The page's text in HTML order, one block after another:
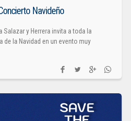
Navideño
Salazar y Herrera invita a toda la
de la Navidad en un evento muy